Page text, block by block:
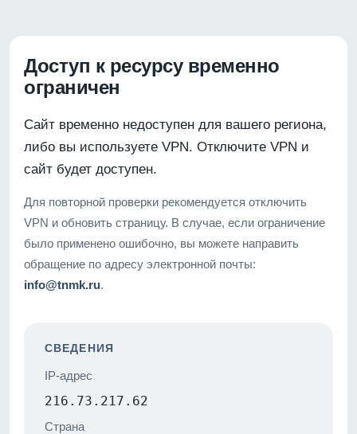
Доступ к ресурсу временно
ограничен
Сайт временно недоступен для вашего региона,
либо вы используете VPN. Отключите VPN и
сайт будет доступен.
Для повторной проверки рекомендуется отключить
VPN и обновить страницу. В случае, если ограничение
было применено ошибочно, вы можете направить
обращение по адресу электронной почты:
info@tnmk.ru.
СВЕДЕНИЯ
IP-адрес
216.73.217.62
Страна